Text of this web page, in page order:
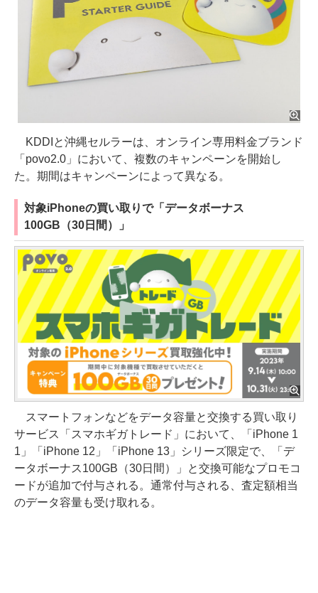
KDDIと沖縄セルラーは、オンライン専用料金ブランド
「povo2.0」において、複数のキャンペーンを開始し
た。期間はキャンペーンによって異なる。
対象iPhoneの買い取りで「データボーナス
100GB（30日間）」
スマートフォンなどをデータ容量と交換する買い取り
サービス「スマホギガトレード」において、「iPhone 1
1」「iPhone 12」「iPhone 13」シリーズ限定で、「デ
ータボーナス100GB（30日間）」と交換可能なプロモコ
ードが追加で付与される。通常付与される、査定額相当
のデータ容量も受け取れる。